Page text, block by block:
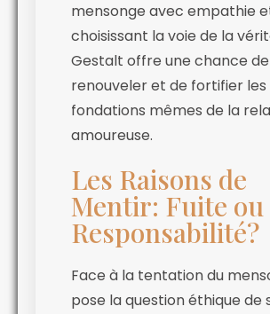
mensonge avec empathie
choisissant la voie de la
Gestalt offre une chance de
renouveler et de fortifier les
fondations mêmes de la
amoureuse.
Les Raisons de
Mentir: Fuite ou
Responsabilité?
Face à la tentation du
pose la question éthique de